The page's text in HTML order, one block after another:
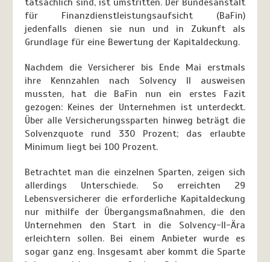
tatsächlich sind, ist umstritten. Der Bundesanstalt
für Finanzdienstleistungsaufsicht (BaFin)
jedenfalls dienen sie nun und in Zukunft als
Grundlage für eine Bewertung der Kapitaldeckung.
Nachdem die Versicherer bis Ende Mai erstmals
ihre Kennzahlen nach Solvency II ausweisen
mussten, hat die BaFin nun ein erstes Fazit
gezogen: Keines der Unternehmen ist unterdeckt.
Über alle Versicherungssparten hinweg beträgt die
Solvenzquote rund 330 Prozent; das erlaubte
Minimum liegt bei 100 Prozent.
Betrachtet man die einzelnen Sparten, zeigen sich
allerdings Unterschiede. So erreichten 29
Lebensversicherer die erforderliche Kapitaldeckung
nur mithilfe der Übergangsmaßnahmen, die den
Unternehmen den Start in die Solvency-II-Ära
erleichtern sollen. Bei einem Anbieter wurde es
sogar ganz eng. Insgesamt aber kommt die Sparte